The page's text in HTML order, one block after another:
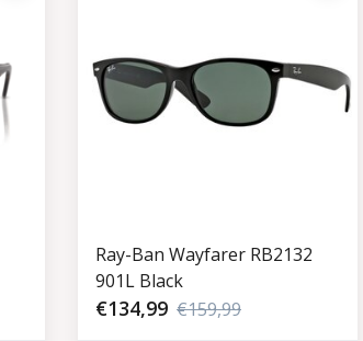
Ray-Ban Wayfarer RB2132
901L Black
€134,99 €159,99